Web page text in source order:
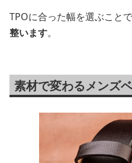
TPOに合った幅を選ぶことで
整います。
素材で変わるメンズ